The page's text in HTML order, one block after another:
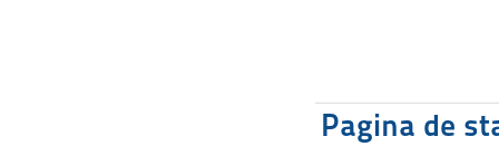
Pagina de